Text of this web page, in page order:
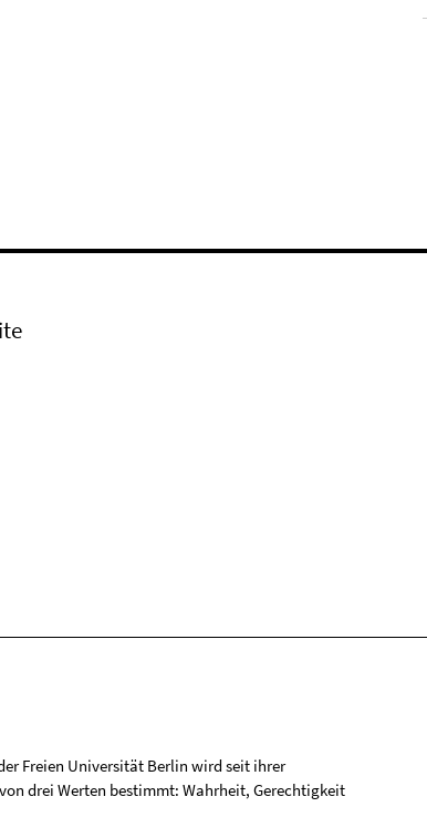
Freien Universität Berlin wird seit ihrer
drei Werten bestimmt: Wahrheit, Gerechtigkeit